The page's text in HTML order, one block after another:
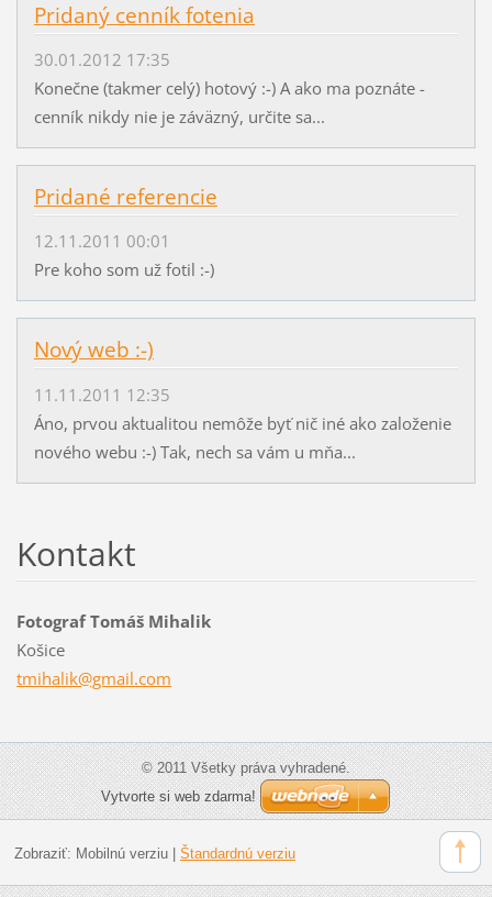
Pridaný cenník fotenia
30.01.2012 17:35
Konečne (takmer celý) hotový :-) A ako ma poznáte -
cenník nikdy nie je záväzný, určite sa...
Pridané referencie
12.11.2011 00:01
Pre koho som už fotil :-)
Nový web :-)
11.11.2011 12:35
Áno, prvou aktualitou nemôže byť nič iné ako založenie
nového webu :-) Tak, nech sa vám u mňa...
Kontakt
Fotograf Tomáš Mihalik
Košice
tmihalik@gmail.com
© 2011 Všetky práva vyhradené.
Vytvorte si web zdarma!
Zobraziť: Mobilnú verziu| Štandardnú verziu